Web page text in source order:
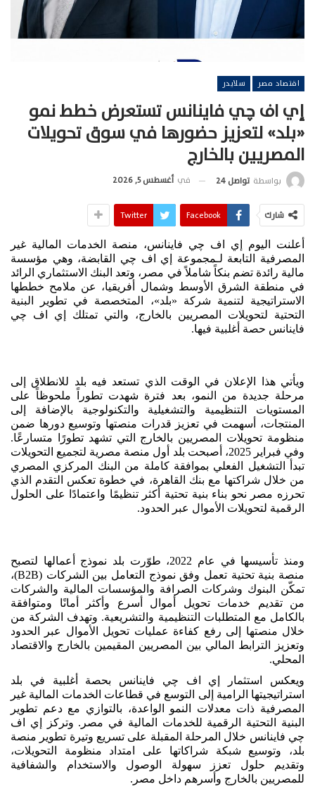
اقتصاد مصر سلايدر
إي اف چي فاينانس تستعرض خطط نمو
«بلد» لتعزيز حضورها في سوق تحويلات
المصريين بالخارج
بواسطة تواصل 24 في أغسطس 5, 2026
شارك Facebook
Twitter
أعلنت اليوم إي اف چي فاينانس، منصة الخدمات المالية غير
المصرفية التابعة لـمجموعة إي اف چي القابضة، وهي مؤسسة
مالية رائدة تضم بنكاً شاملاً في مصر، وتعد البنك الاستثماري الرائد
في منطقة الشرق الأوسط وشمال أفريقيا، عن ملامح خططها
الاستراتيجية لتنمية شركة «بلد»، المتخصصة في تطوير البنية
التحتية لتحويلات المصريين بالخارج، والتي تمتلك إي اف چي
فاينانس حصة أغلبية فيها.
ويأتي هذا الإعلان في الوقت الذي تستعد فيه بلد للانطلاق إلى
مرحلة جديدة من النمو، بعد فترة شهدت تطوراً ملحوظاً على
المستويات التنظيمية والتشغيلية والتكنولوجية بالإضافة إلى
المنتجات، أسهمت في تعزيز قدرات منصتها وتوسيع دورها ضمن
منظومة تحويلات المصريين بالخارج التي تشهد تطورًا متسارعًا.
وفي فبراير 2025، أصبحت بلد أول منصة مصرية لتجميع التحويلات
تبدأ التشغيل الفعلي بموافقة كاملة من البنك المركزي المصري
من خلال شراكتها مع بنك القاهرة، في خطوة تعكس التقدم الذي
تحرزه مصر نحو بناء بنية تحتية أكثر تنظيمًا واعتمادًا على الحلول
الرقمية لتحويلات الأموال عبر الحدود.
ومنذ تأسيسها في عام 2022، طوّرت بلد نموذج أعمالها لتصبح
منصة بنية تحتية تعمل وفق نموذج التعامل بين الشركات (B2B)،
تمكّن البنوك وشركات الصرافة والمؤسسات المالية والشركات
من تقديم خدمات تحويل أموال أسرع وأكثر أمانًا ومتوافقة
بالكامل مع المتطلبات التنظيمية والتشريعية. وتهدف الشركة من
خلال منصتها إلى رفع كفاءة عمليات تحويل الأموال عبر الحدود
وتعزيز الترابط المالي بين المصريين المقيمين بالخارج والاقتصاد
المحلي.
ويعكس استثمار إي اف چي فاينانس بحصة أغلبية في بلد
استراتيجيتها الرامية إلى التوسع في قطاعات الخدمات المالية غير
المصرفية ذات معدلات النمو الواعدة، بالتوازي مع دعم تطوير
البنية التحتية الرقمية للخدمات المالية في مصر. وتركز إي اف
چي فاينانس خلال المرحلة المقبلة على تسريع وتيرة تطوير منصة
بلد، وتوسيع شبكة شراكاتها على امتداد منظومة التحويلات،
وتقديم حلول تعزز سهولة الوصول والاستخدام والشفافية
للمصريين بالخارج وأسرهم داخل مصر.